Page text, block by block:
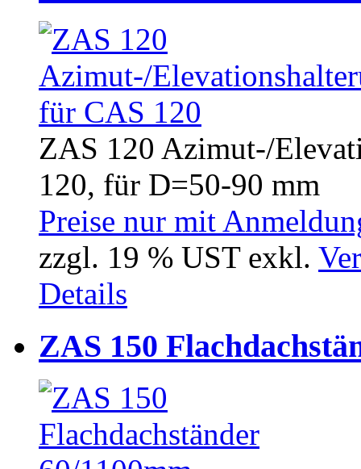
ZAS 120 Azimut-/
120, für D=50-90 mm
Preise nur mit
zzgl. 19 % UST exkl.
Details
ZAS 150